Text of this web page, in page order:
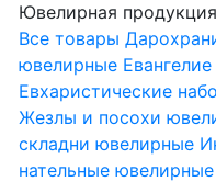
Ювелирная продукция
Все товары
ювелирные
Евхаристические
Жезлы и посохи
складни ювелирные
нательные ювелирные